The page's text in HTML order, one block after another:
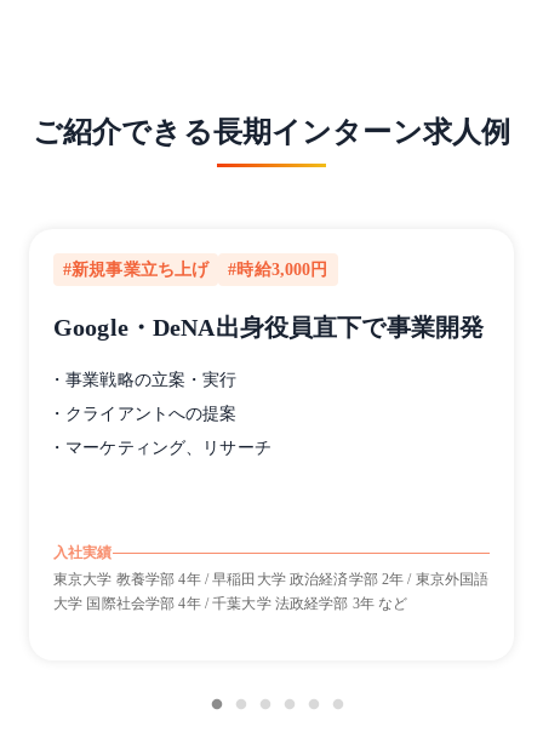
ご紹介できる長期インターン求人例
#新規事業立ち上げ #時給3,000円
Google・DeNA出身役員直下で事業開発
・事業戦略の立案・実行
・クライアントへの提案
・マーケティング、リサーチ
入社実績
東京大学 教養学部 4年 / 早稲田大学 政治経済学部 2年 / 東京外国語
大学 国際社会学部 4年 / 千葉大学 法政経学部 3年 など